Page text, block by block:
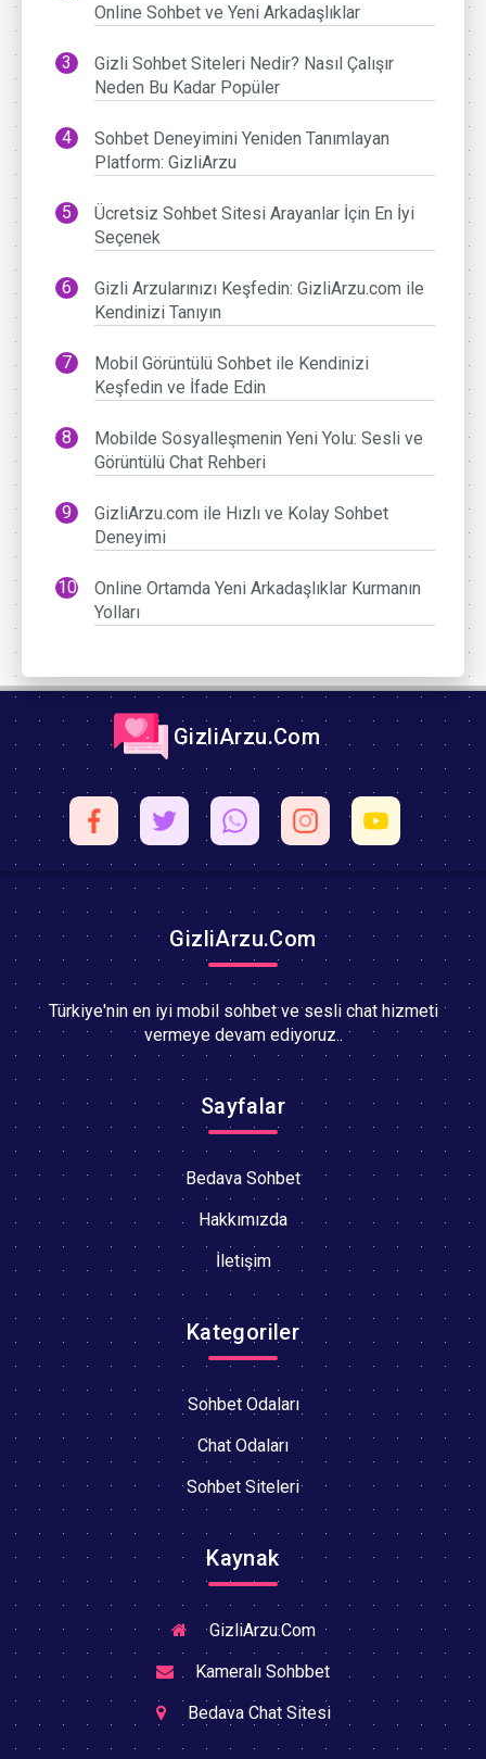
Online Sohbet ve Yeni Arkadaşlıklar
Gizli Sohbet Siteleri Nedir? Nasıl Çalışır
Neden Bu Kadar Popüler
Sohbet Deneyimini Yeniden Tanımlayan
Platform: GizliArzu
Ücretsiz Sohbet Sitesi Arayanlar İçin En İyi
Seçenek
Gizli Arzularınızı Keşfedin: GizliArzu.com ile
Kendinizi Tanıyın
Mobil Görüntülü Sohbet ile Kendinizi
Keşfedin ve İfade Edin
Mobilde Sosyalleşmenin Yeni Yolu: Sesli ve
Görüntülü Chat Rehberi
GizliArzu.com ile Hızlı ve Kolay Sohbet
Deneyimi
Online Ortamda Yeni Arkadaşlıklar Kurmanın
Yolları
GizliArzu.Com
GizliArzu.Com
Türkiye'nin en iyi mobil sohbet ve sesli chat hizmeti
vermeye devam ediyoruz..
Sayfalar
Bedava Sohbet
Hakkımızda
İletişim
Kategoriler
Sohbet Odaları
Chat Odaları
Sohbet Siteleri
Kaynak
GizliArzu.Com
Kameralı Sohbbet
Bedava Chat Sitesi